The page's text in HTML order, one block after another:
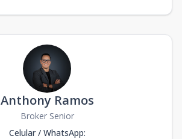
Anthony Ramos
Broker Senior
Celular / WhatsApp: